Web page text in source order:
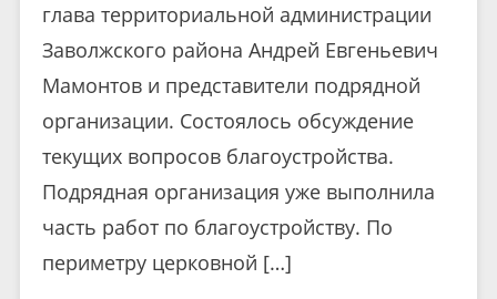
глава территориальной администрации
Заволжского района Андрей Евгеньевич
Мамонтов и представители подрядной
организации. Состоялось обсуждение
текущих вопросов благоустройства.
Подрядная организация уже выполнила
часть работ по благоустройству. По
периметру церковной […]